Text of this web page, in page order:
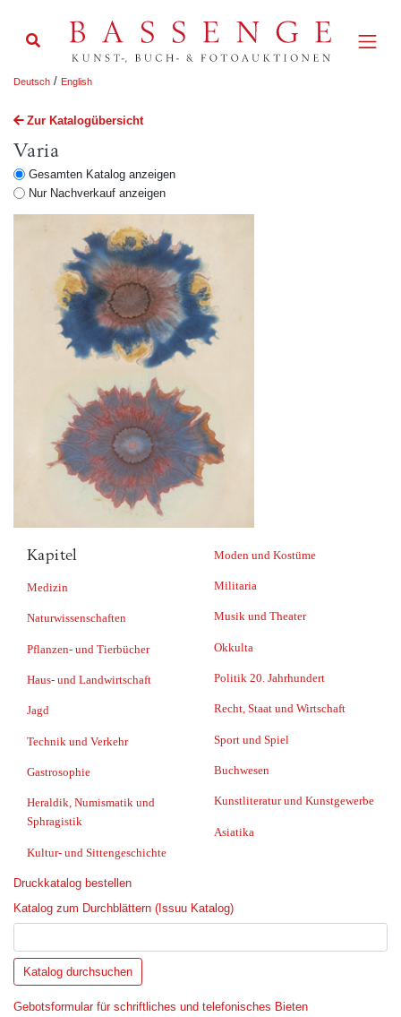
Deutsch / English
Zur Katalogübersicht
Varia
Gesamten Katalog anzeigen
Nur Nachverkauf anzeigen
Kapitel
Medizin
Naturwissenschaften
Pflanzen- und Tierbücher
Haus- und Landwirtschaft
Jagd
Technik und Verkehr
Gastrosophie
Heraldik, Numismatik und
Sphragistik
Kultur- und Sittengeschichte
Moden und Kostüme
Militaria
Musik und Theater
Okkulta
Politik 20. Jahrhundert
Recht, Staat und Wirtschaft
Sport und Spiel
Buchwesen
Kunstliteratur und Kunstgewerbe
Asiatika
Druckkatalog bestellen
Katalog zum Durchblättern (Issuu Katalog)
Gebotsformular für schriftliches und telefonisches Bieten